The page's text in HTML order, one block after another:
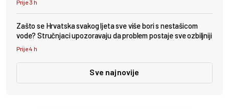
Prije 3 h
Zašto se Hrvatska svakog ljeta sve više bori s nestašicom
vode? Stručnjaci upozoravaju da problem postaje sve ozbiljniji
Prije 4 h
Sve najnovije